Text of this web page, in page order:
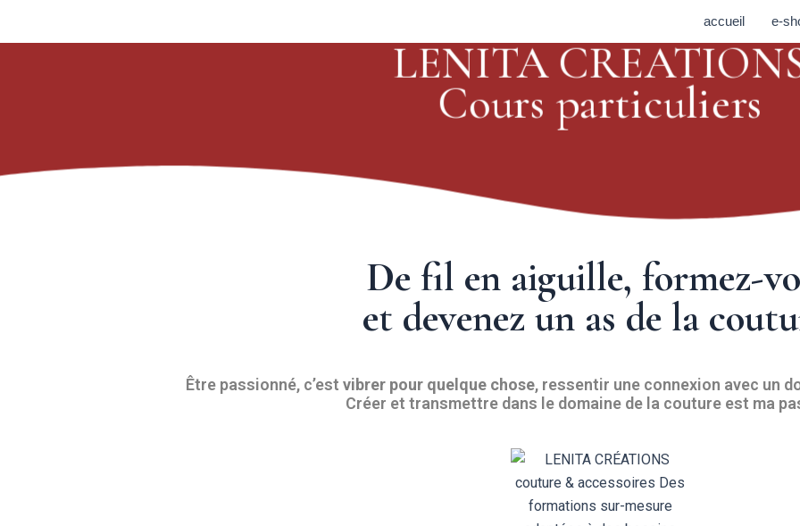
accueil e-
LENITA
Cours particuliers
De fil en aiguille, formez-
et devenez un as de la
Être passionné, c’est vibrer pour quelque chose, ressentir une connexion avec un
Créer et transmettre dans le domaine de la couture est ma